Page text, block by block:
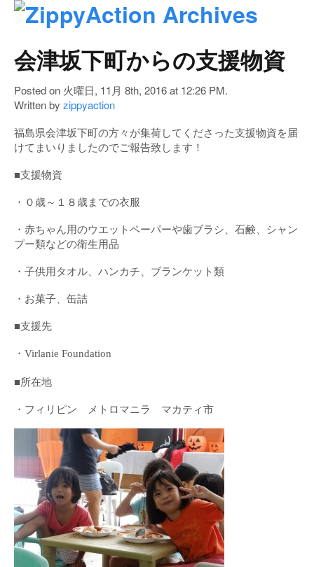
会津坂下町からの支援物資
Posted on 火曜日, 11月 8th, 2016 at 12:26 PM.
Written by zippyaction
福島県会津坂下町の方々が集荷してくださった支援物資を届
けてまいりましたのでご報告致します！
■支援物資
・０歳～１８歳までの衣服
・赤ちゃん用のウエットペーパーや歯ブラシ、石鹸、シャン
プー類などの衛生用品
・子供用タオル、ハンカチ、ブランケット類
・お菓子、缶詰
■支援先
・ Virlanie Foundation
■所在地
・フィリピン メトロマニラ マカティ市